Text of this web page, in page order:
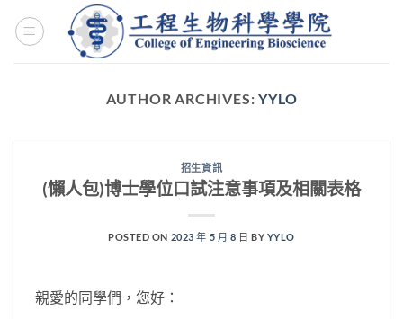
AUTHOR ARCHIVES:YYLO
招生資訊
(懶人包)博士學位口試注意事項及相關表格
POSTED ON 2023 年 5 月 8 日 BY YYLO
親愛的同學們，您好：